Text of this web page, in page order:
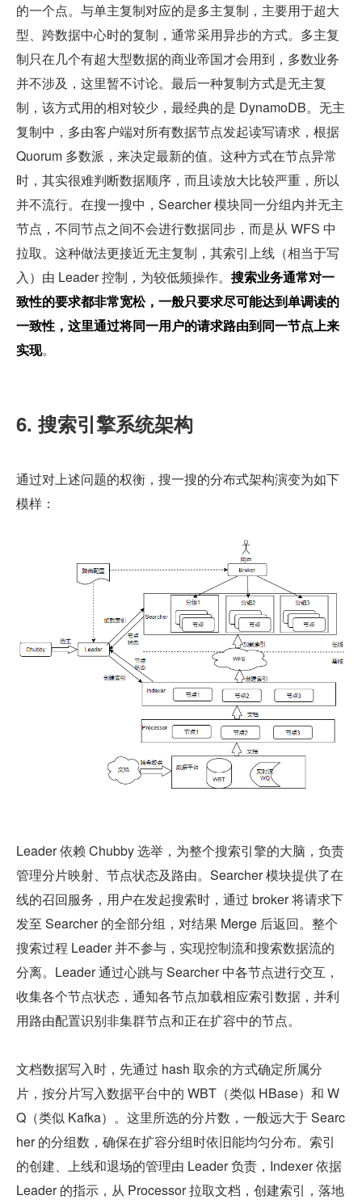
的一个点。与单主复制对应的是多主复制，主要用于超大
型、跨数据中心时的复制，通常采用异步的方式。多主复
制只在几个有超大型数据的商业帝国才会用到，多数业务
并不涉及，这里暂不讨论。最后一种复制方式是无主复
制，该方式用的相对较少，最经典的是 DynamoDB。无主
复制中，多由客户端对所有数据节点发起读写请求，根据
Quorum 多数派，来决定最新的值。这种方式在节点异常
时，其实很难判断数据顺序，而且读放大比较严重，所以
并不流行。在搜一搜中，Searcher 模块同一分组内并无主
节点，不同节点之间不会进行数据同步，而是从 WFS 中
拉取。这种做法更接近无主复制，其索引上线（相当于写
入）由 Leader 控制，为较低频操作。 搜索业务通常对一
致性的要求都非常宽松，一般只要求尽可能达到单调读的
一致性，这里通过将同一用户的请求路由到同一节点上来
实现。
6. 搜索引擎系统架构
通过对上述问题的权衡，搜一搜的分布式架构演变为如下
模样：
Leader 依赖 Chubby 选举，为整个搜索引擎的大脑，负责
管理分片映射、节点状态及路由。Searcher 模块提供了在
线的召回服务，用户在发起搜索时，通过 broker 将请求下
发至 Searcher 的全部分组，对结果 Merge 后返回。整个
搜索过程 Leader 并不参与，实现控制流和搜索数据流的
分离。Leader 通过心跳与 Searcher 中各节点进行交互，
收集各个节点状态，通知各节点加载相应索引数据，并利
用路由配置识别非集群节点和正在扩容中的节点。
文档数据写入时，先通过 hash 取余的方式确定所属分
片，按分片写入数据平台中的 WBT（类似 HBase）和 W
Q（类似 Kafka）。这里所选的分片数，一般远大于 Searc
her 的分组数，确保在扩容分组时依旧能均匀分布。索引
的创建、上线和退场的管理由 Leader 负责，Indexer 依据
Leader 的指示，从 Processor 拉取文档，创建索引，落地